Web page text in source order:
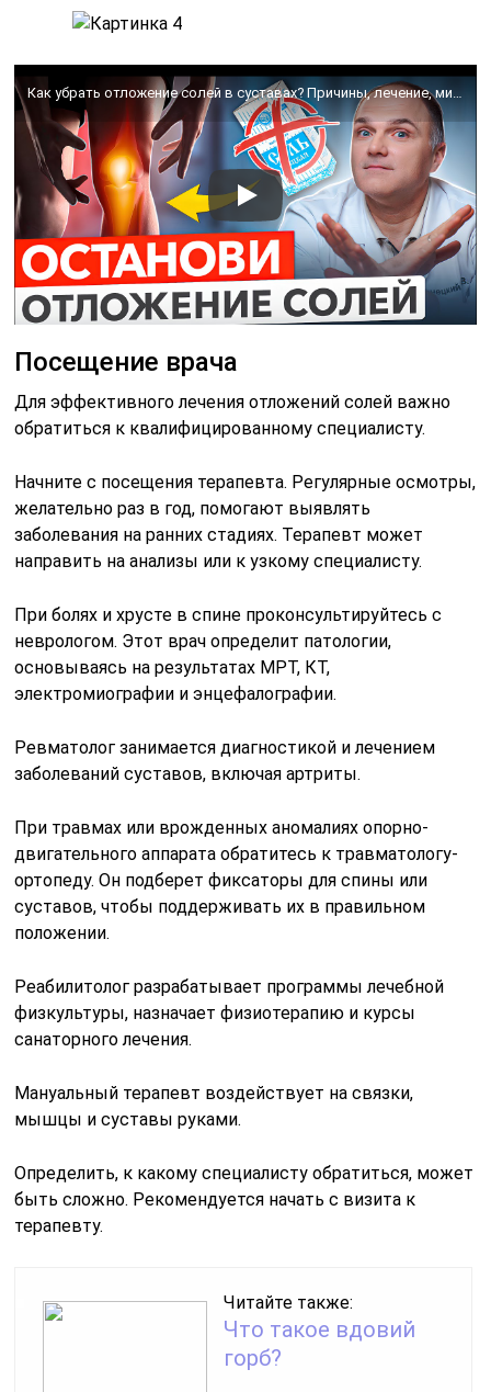
Как убрать отложение солей в суставах? Причины, лечение, мифы.
Посещение врача
Для эффективного лечения отложений солей важно
обратиться к квалифицированному специалисту.
Начните с посещения терапевта. Регулярные осмотры,
желательно раз в год, помогают выявлять
заболевания на ранних стадиях. Терапевт может
направить на анализы или к узкому специалисту.
При болях и хрусте в спине проконсультируйтесь с
неврологом. Этот врач определит патологии,
основываясь на результатах МРТ, КТ,
электромиографии и энцефалографии.
Ревматолог занимается диагностикой и лечением
заболеваний суставов, включая артриты.
При травмах или врожденных аномалиях опорно-
двигательного аппарата обратитесь к травматологу-
ортопеду. Он подберет фиксаторы для спины или
суставов, чтобы поддерживать их в правильном
положении.
Реабилитолог разрабатывает программы лечебной
физкультуры, назначает физиотерапию и курсы
санаторного лечения.
Мануальный терапевт воздействует на связки,
мышцы и суставы руками.
Определить, к какому специалисту обратиться, может
быть сложно. Рекомендуется начать с визита к
терапевту.
Читайте также:
Что такое вдовий
горб?